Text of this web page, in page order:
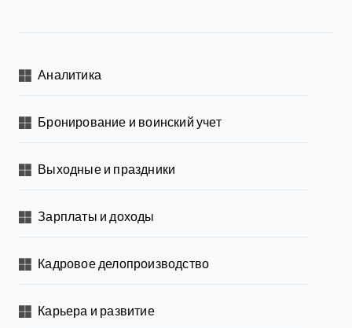
Аналитика
Бронирование и воинский учет
Выходные и праздники
Зарплаты и доходы
Кадровое делопроизводство
Карьера и развитие